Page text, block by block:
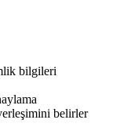
bilgileri
belirler